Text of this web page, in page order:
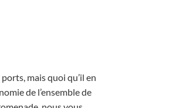
mais quoi qu’il en
de l’ensemble de